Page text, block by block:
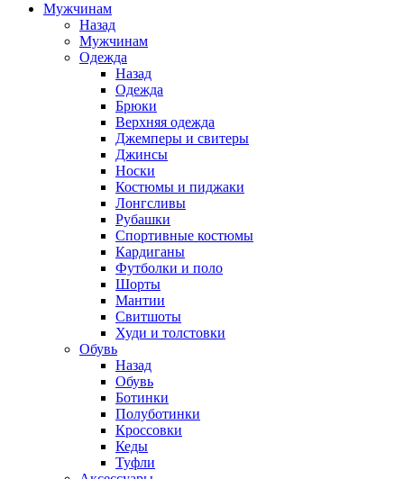
Мужчинам
Назад
Мужчинам
Одежда
Назад
Одежда
Брюки
Верхняя одежда
Джемперы и свитеры
Джинсы
Носки
Костюмы и пиджаки
Лонгсливы
Рубашки
Спортивные костюмы
Кардиганы
Футболки и поло
Шорты
Мантии
Свитшоты
Худи и толстовки
Обувь
Назад
Обувь
Ботинки
Полуботинки
Кроссовки
Кеды
Туфли